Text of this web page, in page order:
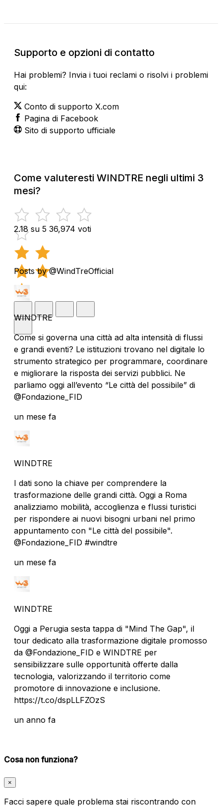
Supporto e opzioni di contatto
Hai problemi? Invia i tuoi reclami o risolvi i problemi
qui:
Conto di supporto X.com
Pagina di Facebook
Sito di supporto ufficiale
Come valuteresti WINDTRE negli ultimi 3
mesi?
2.18 su 5 36,974 voti
Posts by @WindTreOfficial
WINDTRE
Come si governa una città ad alta intensità di flussi
e grandi eventi? Le istituzioni trovano nel digitale lo
strumento strategico per programmare, coordinare
e migliorare la risposta dei servizi pubblici. Ne
parliamo oggi all’evento “Le città del possibile” di
@Fondazione_FID
un mese fa
WINDTRE
I dati sono la chiave per comprendere la
trasformazione delle grandi città. Oggi a Roma
analizziamo mobilità, accoglienza e flussi turistici
per rispondere ai nuovi bisogni urbani nel primo
appuntamento con "Le città del possibile".
@Fondazione_FID #windtre
un mese fa
WINDTRE
Oggi a Perugia sesta tappa di "Mind The Gap", il
tour dedicato alla trasformazione digitale promosso
da @Fondazione_FID e WINDTRE per
sensibilizzare sulle opportunità offerte dalla
tecnologia, valorizzando il territorio come
promotore di innovazione e inclusione.
https://t.co/dspLLFZOzS
un anno fa
Cosa non funziona?
×
Facci sapere quale problema stai riscontrando con